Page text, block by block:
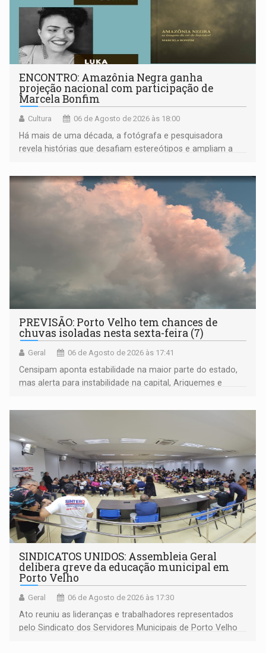
ENCONTRO: Amazônia Negra ganha
projeção nacional com participação de
Marcela Bonfim
Cultura 06 de Agosto de 2026 às 18:00
Há mais de uma década, a fotógrafa e pesquisadora
revela histórias que desafiam estereótipos e ampliam a
negras
PREVISÃO: Porto Velho tem chances de
chuvas isoladas nesta sexta-feira (7)
Geral 06 de Agosto de 2026 às 17:41
Censipam aponta estabilidade na maior parte do estado,
mas alerta para instabilidade na capital, Ariquemes e
SINDICATOS UNIDOS: Assembleia Geral
delibera greve da educação municipal em
Porto Velho
Geral 06 de Agosto de 2026 às 17:30
Ato reuniu as lideranças e trabalhadores representados
pelo Sindicato dos Servidores Municipais de Porto Velho